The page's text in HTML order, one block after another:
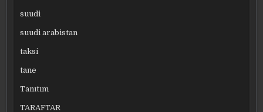
suudi
suudi arabistan
taksi
tane
Tanıtım
TARAFTAR